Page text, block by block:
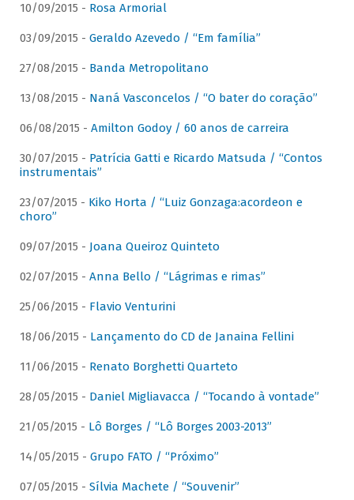
10/09/2015 - Rosa Armorial
03/09/2015 - Geraldo Azevedo / “Em família”
27/08/2015 - Banda Metropolitano
13/08/2015 - Naná Vasconcelos / “O bater do coração”
06/08/2015 - Amilton Godoy / 60 anos de carreira
30/07/2015 - Patrícia Gatti e Ricardo Matsuda / “Contos
instrumentais”
23/07/2015 - Kiko Horta / “Luiz Gonzaga:acordeon e
choro”
09/07/2015 - Joana Queiroz Quinteto
02/07/2015 - Anna Bello / “Lágrimas e rimas”
25/06/2015 - Flavio Venturini
18/06/2015 - Lançamento do CD de Janaina Fellini
11/06/2015 - Renato Borghetti Quarteto
28/05/2015 - Daniel Migliavacca / “Tocando à vontade”
21/05/2015 - Lô Borges / “Lô Borges 2003-2013”
14/05/2015 - Grupo FATO / “Próximo”
07/05/2015 - Sílvia Machete / “Souvenir”